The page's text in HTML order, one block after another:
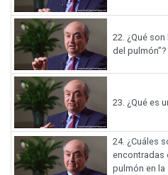
22.¿Qué son
del pulmón”?
23.¿Qué es
24.¿Cuáles
encontradas
pulmón en